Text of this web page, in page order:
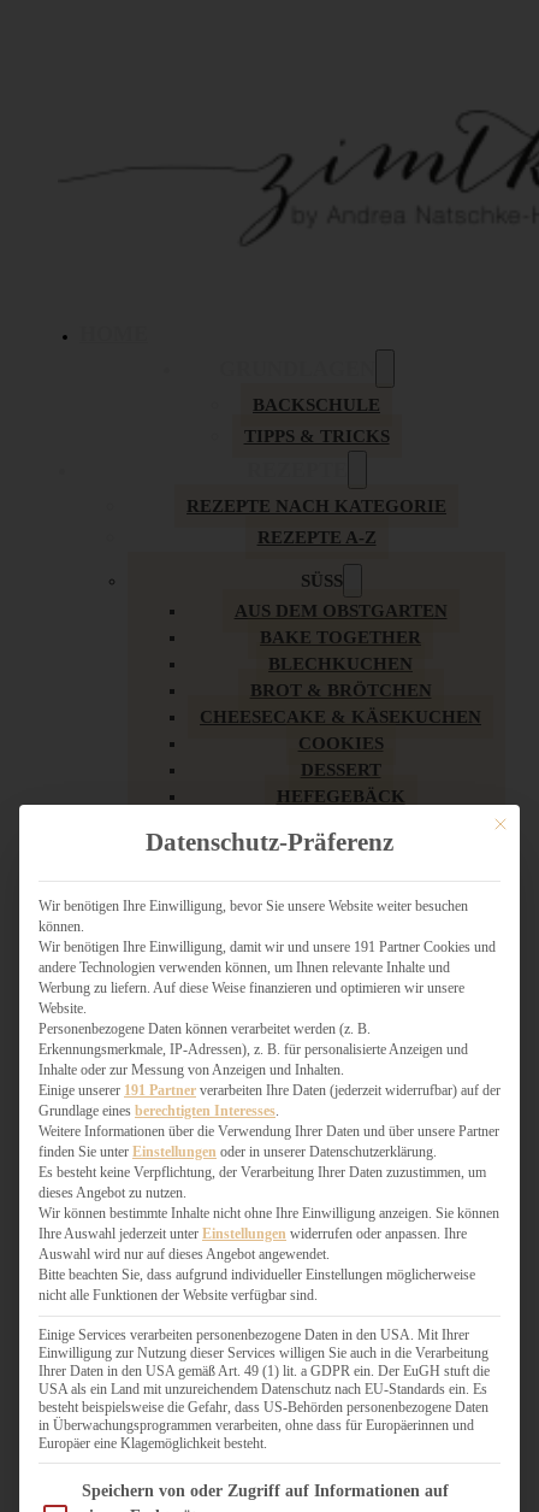
BACKSCHULE
TIPPS & TRICKS
REZEPTE NACH KATEGORIE
REZEPTE A-Z
SÜSS
AUS DEM OBSTGARTEN
BAKE TOGETHER
BLECHKUCHEN
BROT & BRÖTCHEN
CHEESECAKE & KÄSEKUCHEN
COOKIES
DESSERT
HEFEGEBÄCK
KUCHEN
LOW CARB & GESÜNDER
MY AMERICAN BAKERY
SCHOKOLADIGES
SÜSSES HAUPTGERICHT
TÖRTCHEN
VEGAN SÜSS
WEIHNACHTSBÄCKEREI
HERZHAFT
BURGER & SANDWICHES
FIX AUF DEM TISCH
FLEISCH & FISCH
GRILLEN / BARBECUE
HERZHAFTES BACKEN
ONE-POT-GERICHTE
PASTA & NUDELGERICHTE
PIZZA, TARTES & QUICHES
REIS & RISOTTO
SALATE & SNACKS
SUPPENKASPEREIEN
Mit
Datenschutz-Präferenz
Wir benötigen Ihre Einwilligung, bevor Sie unsere Website weiter besuchen
können.
Wir benötigen Ihre Einwilligung, damit wir und unsere 191 Partner Cookies und
andere Technologien verwenden können, um Ihnen relevante Inhalte und
Werbung zu liefern. Auf diese Weise finanzieren und optimieren wir unsere
Website.
Personenbezogene Daten können verarbeitet werden (z. B.
Erkennungsmerkmale, IP-Adressen), z. B. für personalisierte Anzeigen und
Inhalte oder zur Messung von Anzeigen und Inhalten.
Einige unserer 191 Partner verarbeiten Ihre Daten (jederzeit widerrufbar) auf der
Grundlage eines berechtigten Interesses
Weitere Informationen über die Verwendung Ihrer Daten und über unsere Partner
finden Sie unter Einstellungen oder in unserer Datenschutzerklärung.
Es besteht keine Verpflichtung, der Verarbeitung Ihrer Daten zuzustimmen, um
dieses Angebot zu nutzen.
Wir können bestimmte Inhalte nicht ohne Ihre Einwilligung anzeigen. Sie können
Ihre Auswahl jederzeit unter Einstellungen widerrufen oder anpassen. Ihre
Auswahl wird nur auf dieses Angebot angewendet.
Bitte beachten Sie, dass aufgrund individueller Einstellungen möglicherweise
nicht alle Funktionen der Website verfügbar sind.
Einige Services verarbeiten personenbezogene Daten in den USA. Mit Ihrer
Einwilligung zur Nutzung dieser Services willigen Sie auch in die Verarbeitung
Ihrer Daten in den USA gemäß Art. 49 (1) lit. a GDPR ein. Der EuGH stuft die
USA als ein Land mit unzureichendem Datenschutz nach EU-Standards ein. Es
besteht beispielsweise die Gefahr, dass US-Behörden personenbezogene Daten
in Überwachungsprogrammen verarbeiten, ohne dass für Europäerinnen und
Europäer eine Klagemöglichkeit besteht.
Im Folgenden finden Sie eine Liste der Zwecke des IAB Transparency and Consent
Speichern von oder Zugriff auf Informationen auf